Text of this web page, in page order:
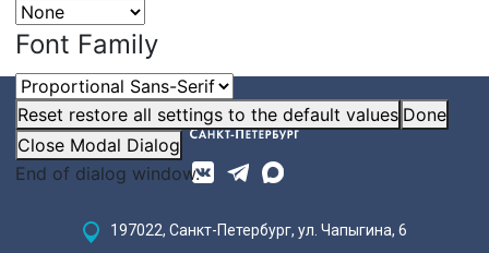
Font Family
Reset restore all settings to the default values Done
Close Modal Dialog
End of dialog window.
197022, Санкт-Петербург, ул. Чапыгина, 6